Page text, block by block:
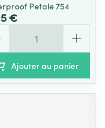
Petale 754
€
Ajouter au panier